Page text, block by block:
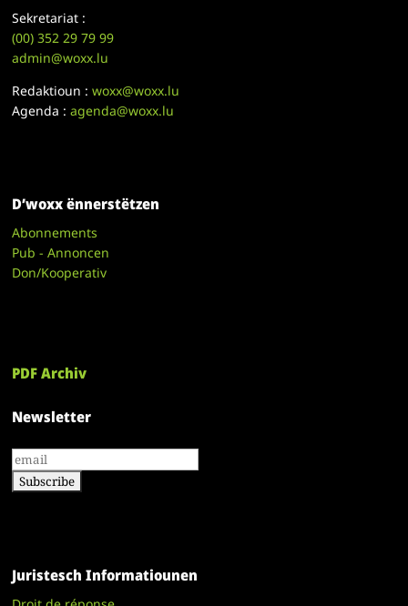
Sekretariat :
(00)352 29 79 99
admin@woxx.lu
Redaktioun :woxx@woxx.lu
Agenda :agenda@woxx.lu
D’woxx ënnerstëtzen
Abonnements
Pub - Annoncen
Don/Kooperativ
PDF Archiv
Newsletter
Juristesch Informatiounen